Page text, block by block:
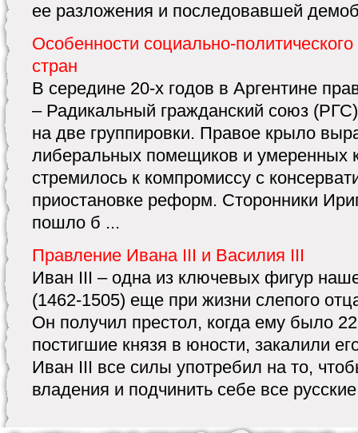
ее разложения и последовавшей
Особенности социально-
стран
В середине 20-х годов в Аргентине
– Радикальный гражданский союз
на две группировки. Правое крыло
либеральных помещиков и умеренных
стремилось к компромиссу с
приостановке реформ. Сторонники
пошло б ...
Правление Ивана III и Василия III
Иван III – одна из ключевых фигур
(1462-1505) еще при жизни слепого
Он получил престол, когда ему было
постигшие князя в юности, закалили
Иван III все силы употребил на то,
владения и подчинить себе все